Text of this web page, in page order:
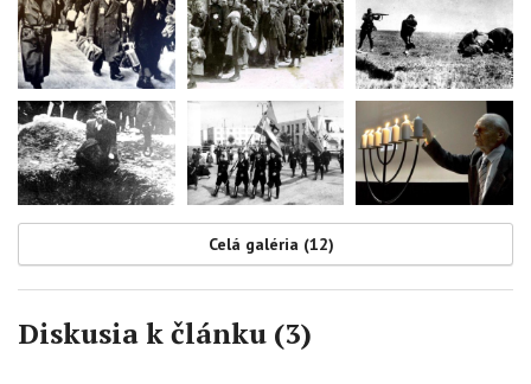
Celá galéria (12)
Diskusia k článku (3)